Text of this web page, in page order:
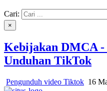
Cari:
×
Kebijakan DMCA -
Unduhan TikTok
Pengunduh video Tiktok 16